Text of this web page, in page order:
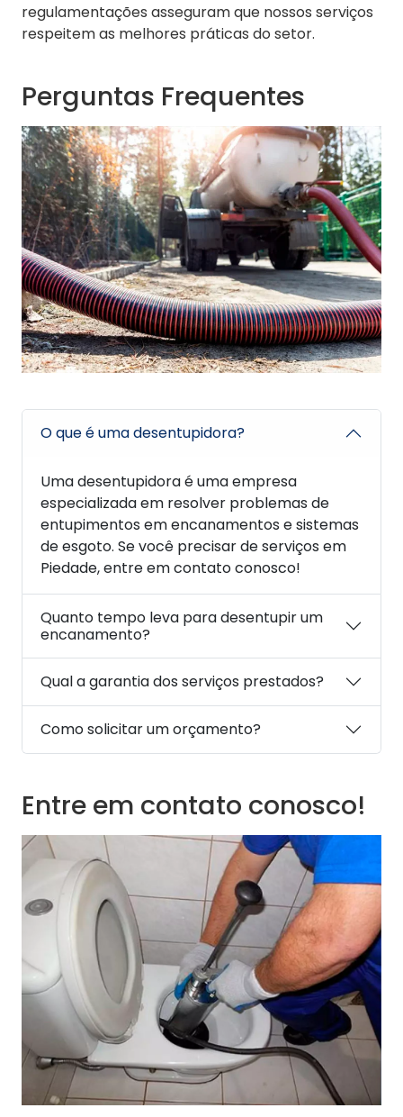
regulamentações asseguram que nossos serviços
respeitem as melhores práticas do setor.
Perguntas Frequentes
O que é uma desentupidora?
Uma desentupidora é uma empresa
especializada em resolver problemas de
entupimentos em encanamentos e sistemas
de esgoto. Se você precisar de serviços em
Piedade, entre em contato conosco!
Quanto tempo leva para desentupir um
encanamento?
Qual a garantia dos serviços prestados?
Como solicitar um orçamento?
Entre em contato conosco!